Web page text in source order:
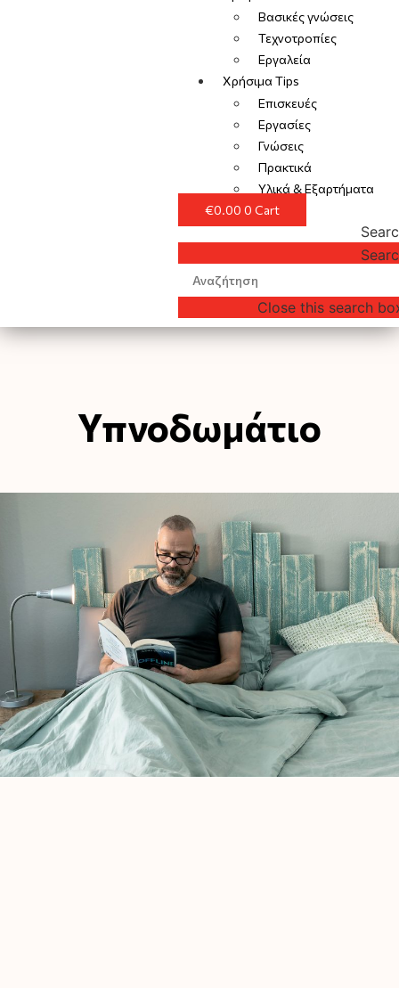
Βασικές γνώσεις
Τεχνοτροπίες
Εργαλεία
Χρήσιμα Tips
Επισκευές
Εργασίες
Γνώσεις
Πρακτικά
Υλικά & Εξαρτήματα
€0.00 0 Cart
Close this search
Υπνοδωμάτιο